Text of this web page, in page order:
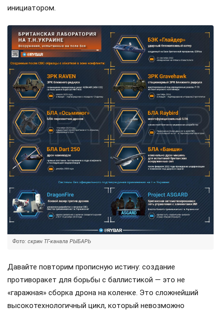
инициатором.
Фото: скрин ТГ-канала РЫБАРЬ
Давайте повторим прописную истину: создание
противоракет для борьбы с баллистикой — это не
«гаражная» сборка дрона на коленке. Это сложнейший
высокотехнологичный цикл, который невозможно